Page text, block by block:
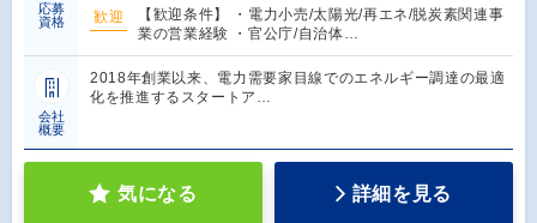
応募
資格
歓迎
【歓迎条件】 ・電力小売/太陽光/再エネ/脱炭素関連事
業の営業経験 ・官公庁/自治体…
会社
概要
2018年創業以来、電力需要家目線でのエネルギー調達の最適
化を推進するスタートア…
気になる 詳細を見る